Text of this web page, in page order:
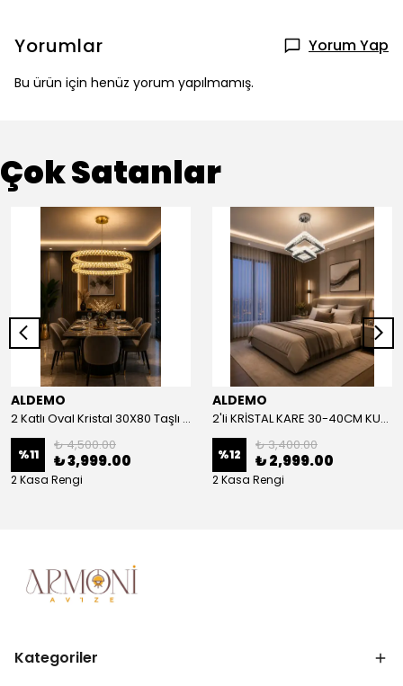
Yorumlar Yorum Yap
Bu ürün için henüz yorum yapılmamış.
Çok Satanlar
ALDEMO
2 Katlı Oval Kristal 30X80 Taşlı KUMANDALI Led Avize
%11
₺ 4,500.00
₺ 3,999.00
2 Kasa Rengi
ALDEMO
2'li KRİSTAL KARE 30-40CM KUMANDALI LED AVİZE
%12
₺ 3,400.00
₺ 2,999.00
2 Kasa Rengi
Kategoriler